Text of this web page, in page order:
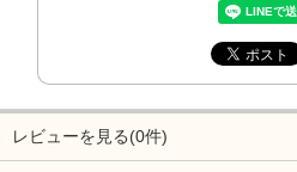
レビューを見る(0件)